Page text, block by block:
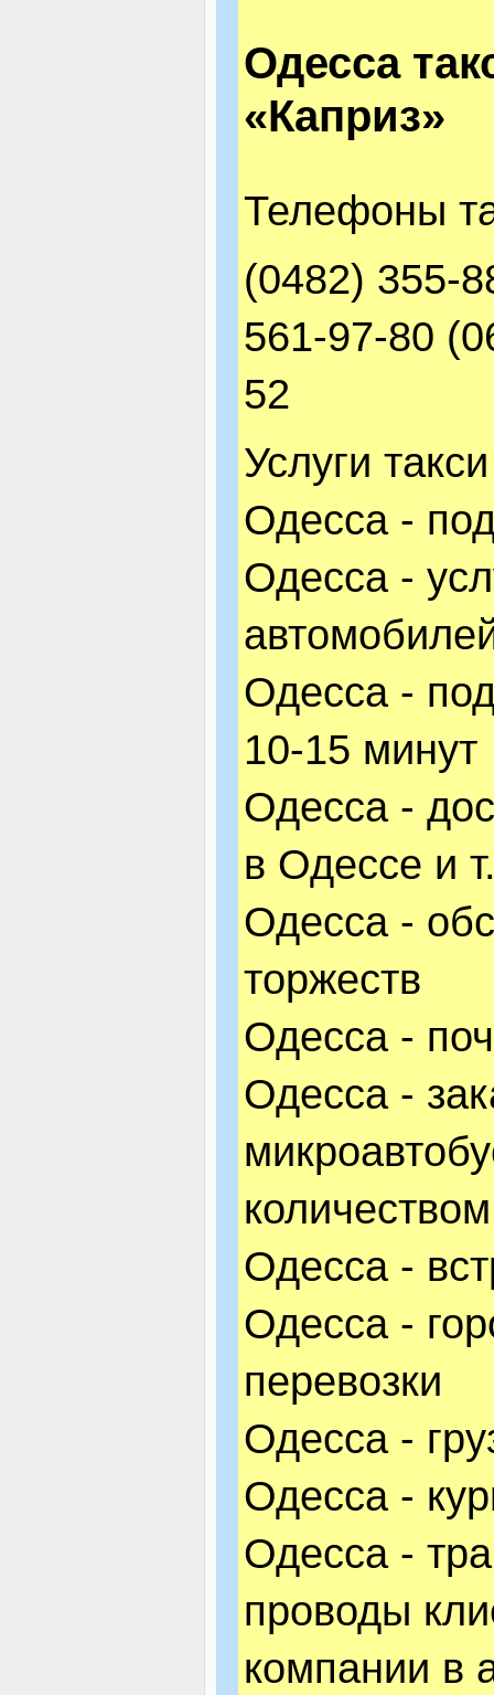
Одесса
«Каприз»
Телефоны
(0482) 355-
561-97-80
52
Услуги
Одесса -
Одесса -
Одесса -
10-15 минут
Одесса -
в Одессе и
Одесса -
торжеств
Одесса -
Одесса -
количеством
Одесса -
Одесса -
перевозки
Одесса -
Одесса -
Одесса -
проводы
компании в